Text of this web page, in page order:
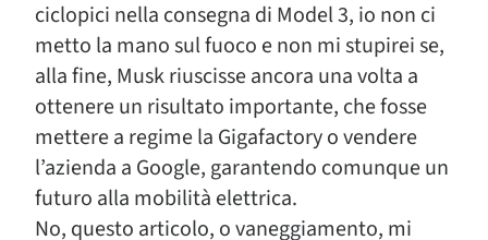
ciclopici nella consegna di Model 3, io non ci
metto la mano sul fuoco e non mi stupirei se,
alla fine, Musk riuscisse ancora una volta a
ottenere un risultato importante, che fosse
mettere a regime la Gigafactory o vendere
l’azienda a Google, garantendo comunque un
futuro alla mobilità elettrica.
No, questo articolo, o vaneggiamento, mi